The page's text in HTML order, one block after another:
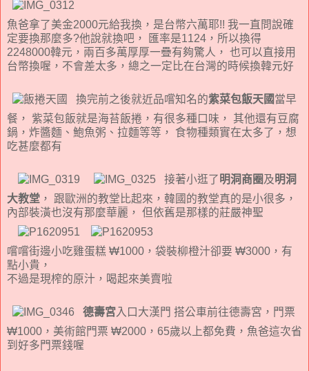
魚爸拿了美金2000元給我換，是台幣六萬耶!! 我一直問說確
定要換那麼多?他說就換吧， 匯率是1124，所以換得
2248000韓元，兩百多萬厚厚一疊有夠驚人， 也可以直接用
台幣換喔，不會差太多，總之一定比在台灣的時候換韓元好
換完前之後就近品嚐知名的紫菜包飯天國當早
餐， 紫菜包飯就是海苔飯捲，有很多種口味， 其他還有豆腐
鍋，炸醬麵、鮑魚粥、拉麵等等， 食物種類實在太多了，想
吃甚麼都有
接著小逛了 明洞商圈 及明洞
大教堂 ， 跟歐洲的教堂比起來，韓國的教堂真的是小很多，
內部裝潢也沒有那麼華麗， 但依舊是那樣的莊嚴神聖
嚐嚐街邊小吃雞蛋糕 ₩1000，袋裝柳橙汁卻要 ₩3000，有
點小貴，
不過是現榨的原汁，喝起來美賣啦
德壽宮入口大漢門 搭公車前往德壽宮，門票
₩1000，美術館門票 ₩2000，65歲以上都免費，魚爸這次省
到好多門票錢喔